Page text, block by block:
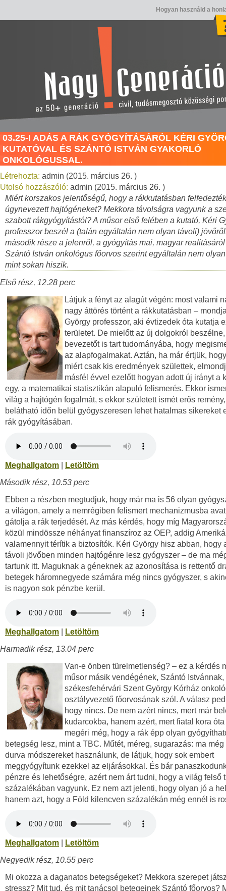
Hogyan használd a
03.25-I ADÁS A RÁK GYÓGYÍTÁSÁRÓL KÉRI
KUTATÓVAL ÉS SZÁNTÓ ISTVÁN GYAKORLÓ
ONKOLÓGUSSAL.
Létrehozta: admin (2015. március 26. )
Utolsó hozzászóló: admin (2015. március 26. )
Miért korszakos jelentőségű, hogy a rákkutatásban
úgynevezett hajtógéneket? Mekkora távolságra vagyunk a
szabott rákgyógyítástól? A műsor első felében a kutató, Kéri
professzor beszél a (talán egyáltalán nem olyan távoli)
második része a jelenről, a gyógyítás mai, magyar
Szántó István onkológus főorvos szerint egyáltalán nem
mint sokan hiszik.
Első rész, 12.28 perc
Látjuk a fényt az alagút végén: most valami
nagy áttörés történt a rákkutatásban –
György professzor, aki évtizedek óta kutatja
területet. De mielőtt az új dolgokról
bevezetőt is tart tudományába, hogy
az alapfogalmakat. Aztán, ha már értjük,
miért csak kis eredmények születtek,
másfél évvel ezelőtt hogyan adott új irányt a
egy, a matematikai statisztikán alapuló felismerés. Ekkor
világ a hajtógén fogalmát, s ekkor született ismét erős
belátható időn belül gyógyszeresen lehet hatalmas sikereket
rák gyógyításában.
Meghallgatom
Letöltöm
Második rész, 10.53 perc
Ebben a részben megtudjuk, hogy már ma is 56 olyan
a világon, amely a nemrégiben felismert mechanizmusba
gátolja a rák terjedését. Az más kérdés, hogy míg
közül mindössze néhányat finanszíroz az OEP, addig
valamennyit térítik a biztosítók. Kéri György hisz abban, hogy
távoli jövőben minden hajtógénre lesz gyógyszer ­– de ma
tartunk itt. Maguknak a géneknek az azonosítása is rettentő
betegek háromnegyede számára még nincs gyógyszer, s
is nagyon sok pénzbe kerül.
Meghallgatom
Letöltöm
Harmadik rész, 13.04 perc
Van-e önben türelmetlenség? ­– ez a kérdés
műsor másik vendégének, Szántó Istvánnak,
székesfehérvári Szent György Kórház
osztályvezető főorvosának szól. A válasz
hogy nincs. De nem azért nincs, mert már
kudarcokba, hanem azért, mert fiatal kora
megéri még, hogy a rák épp olyan
betegség lesz, mint a TBC. Műtét, méreg, sugarazás: ma
durva módszereket használunk, de látjuk, hogy sok embert
meggyógyítunk ezekkel az eljárásokkal. És bár
pénzre és lehetőségre, azért nem árt tudni, hogy a világ felső
százalékában vagyunk. Ez nem azt jelenti, hogy olyan jó a
hanem azt, hogy a Föld kilencven százalékán még ennél is
Meghallgatom
Letöltöm
Negyedik rész, 10.55 perc
Mi okozza a daganatos betegségeket? Mekkora szerepet
stressz? Mit tud, és mit tanácsol betegeinek Szántó főorvos?